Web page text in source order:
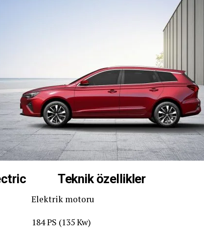
Teknik özellikler
motoru
PS (135 Kw)